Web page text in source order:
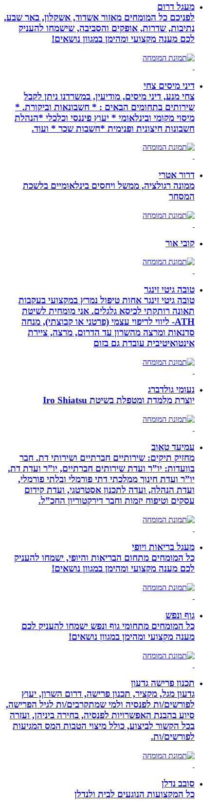
מעגל דרום
לפניכם כל המומחים מאזור אשדוד, אשקלון, באר שבע,
נתיבות, שדרות, אופקים והסביבה, שישמחו להעניק
לכם מענה מקצועי ומהימן במגוון נושאים!
דיני מיסים צחי
צחי מנע, דיני מיסים, מודיעין, במשרדנו ניתן לקבל
שירותים בתחומים הבאים : * חשבונאות וביקורת. *
מיסוי מקומי ובינלאומי * יעוץ פיננסי וכלכלי *הנהלת
חשבונות חיצונית ופנימית *חשבות שכר * ועוד.
דרור אטרי
ממונה רגולציה, ממשל ויחסים בינלאומיים בלשכת
המסחר
קובי אור
טובה גיטי זינגר
טובה גיטי זינגר אחות טיפול נמרץ במקצועי בעקבות
תאונה רותקתי לכיסא גלגלים. אני מומחית לשיטת
ATH- ליווי לריפוי עצמי (פרטני או קבוצתי), מנחה
סדנאות ומרצה מהשרון עד הדרום, מרצה, ציירת
אינטואיטיבית עובדת גם בזום
נעומי גולדברג
יוצרת מלמדת ומטפלת בשיטת Iro Shiatsu
עמיעד טאוב
מחזיק תיקים: שירותיים חברתיים ושירותי דת. חבר
בוועדות: יו”ר ועדת שירותים חברתיים, יו”ר ועדת דת,
יו”ר ועדת חינוך ממלכתי דתי פורמלי ובלתי פורמלי,
ועדת הנהלה, ועדה לתכנון אסטרטגי, ועדת קידום
עסקים וטיפוח יזמות וחבר דירקטוריון החכ”ל.
מעגל בריאות ויופי
כל המומחים מתחום הבריאות והיופי, ישמחו להעניק
לכם מענה מקצועי ומהימן במגוון נושאים!
גוף ונפש
כל המומחים מתחומי גוף ונפש ישמחו להעניק לכם
מענה מקצועי ומהימן במגוון נושאים!
תכנון פרישה גדעון
גדעון מגל, מקציר, תכנון פרישה, דרום השרון, יעוץ
לפורשים/ות לפנסיה ולמי שמתקרבים/ות לגיל הפרישה,
סיוע בהבנת האפשרויות לפנסיה, בחירה ביניהן, ועזרה
בכל הקשור לביצוע, כולל מיצוי הטבות המס המגיעות
לפורשים/ות.
סובב נדלן
כל המקצועות הנוגעים לבית ולנדלן